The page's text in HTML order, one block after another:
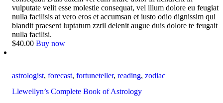
vulputate velit esse molestie consequat, vel illum dolore eu feugiat
nulla facilisis at vero eros et accumsan et iusto odio dignissim qui
blandit praesent luptatum zzril delenit augue duis dolore te feugait
nulla facilisi.
$40.00 Buy now
astrologist, forecast, fortuneteller, reading, zodiac
Llewellyn’s Complete Book of Astrology